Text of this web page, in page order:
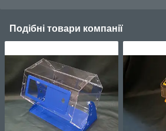
Подібні товари компанії